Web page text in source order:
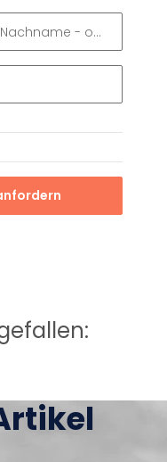
Nachname - optionale